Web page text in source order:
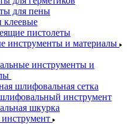
для пены
клеевые
пистолеты
инструменты и материалы
инструменты и
шлифовальная сетка
инструмент
шкурка